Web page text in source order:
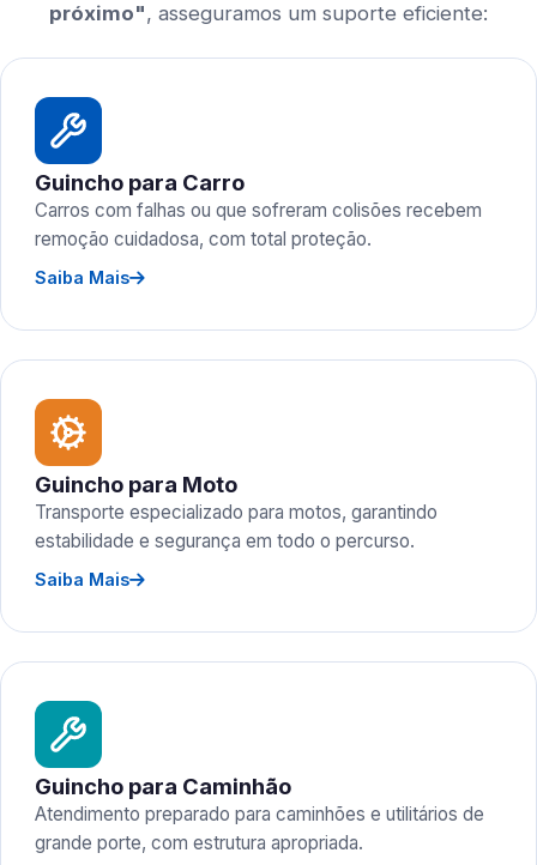
próximo", asseguramos um suporte eficiente:
Guincho para Carro
Carros com falhas ou que sofreram colisões recebem
remoção cuidadosa, com total proteção.
Saiba Mais
Guincho para Moto
Transporte especializado para motos, garantindo
estabilidade e segurança em todo o percurso.
Saiba Mais
Guincho para Caminhão
Atendimento preparado para caminhões e utilitários de
grande porte, com estrutura apropriada.